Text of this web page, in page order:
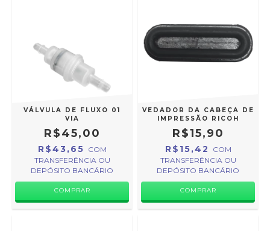
VÁLVULA DE FLUXO 01
VIA
R$45,00
R$43,65 COM
TRANSFERÊNCIA OU
DEPÓSITO BANCÁRIO
VEDADOR DA CABEÇA DE
IMPRESSÃO RICOH
R$15,90
R$15,42
COM
TRANSFERÊNCIA OU
DEPÓSITO BANCÁRIO